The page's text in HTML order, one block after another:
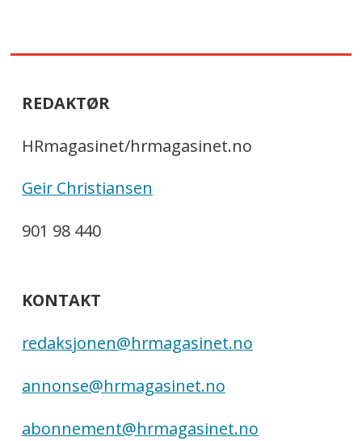
REDAKTØR
HRmagasinet/hrmagasinet.no
Geir Christiansen
901 98 440
KONTAKT
redaksjonen@hrmagasinet.no
annonse@hrmagasinet.no
abonnement@hrmagasinet.no